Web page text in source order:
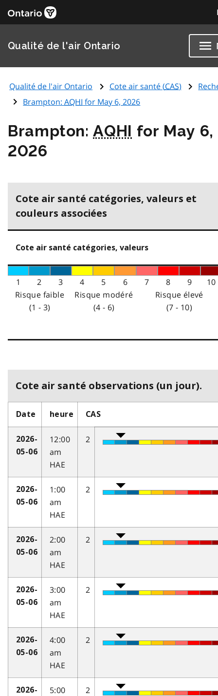
Qualité de l'air Ontario
Qualité de l'air Ontario Cote air santé (CAS)
Brampton:AQHI for May 6, 2026
Brampton:AQHI for May 6,
2026
Cote air santé catégories, valeurs et
couleurs associées
Cote air santé catégories, valeurs
1 2 3 4 5 6 7 8 9
10
Risque faible
(1 - 3)
Risque modéré
(4 - 6)
Risque élevé
(7 - 10)
Cote air santé observations (un jour).
Date heure CAS
2026-
05-06
12:00
am
HAE
2
2026-
05-06
1:00
am
HAE
2
2026-
05-06
2:00
am
HAE
2
2026-
05-06
3:00
am
HAE
2
2026-
05-06
4:00
am
HAE
2
2026-
5:00
2